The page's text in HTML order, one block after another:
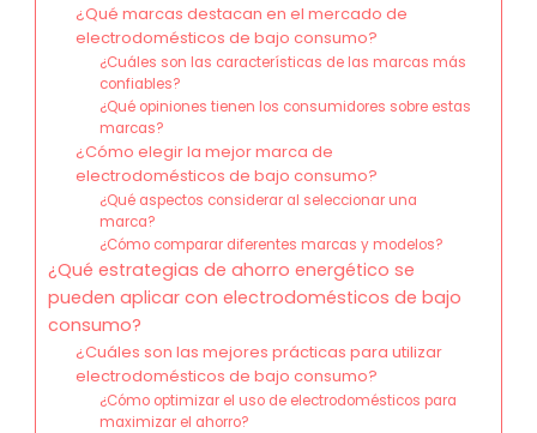
¿Qué marcas destacan en el mercado de
electrodomésticos de bajo consumo?
¿Cuáles son las características de las marcas más
confiables?
¿Qué opiniones tienen los consumidores sobre estas
marcas?
¿Cómo elegir la mejor marca de
electrodomésticos de bajo consumo?
¿Qué aspectos considerar al seleccionar una
marca?
¿Cómo comparar diferentes marcas y modelos?
¿Qué estrategias de ahorro energético se
pueden aplicar con electrodomésticos de bajo
consumo?
¿Cuáles son las mejores prácticas para utilizar
electrodomésticos de bajo consumo?
¿Cómo optimizar el uso de electrodomésticos para
maximizar el ahorro?